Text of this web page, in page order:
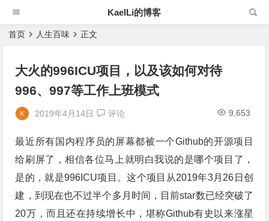
KaelLi的博客
首页 人生百味 正文
大火的996ICU项目，以及该如何对待
996、997等工作上班模式
2019年4月14日 评论 9,653
最近所有国内程序员的屏幕都被一个Github的开源项目
给刷屏了，相信各位马上就明白我说的是哪个项目了，
是的，就是996ICU项目。这个项目从2019年3月26日创
建，到现在也不过半个多月时间，目前star数已经突破了
20万，而且还在持续增长中，堪称Github有史以来涨星